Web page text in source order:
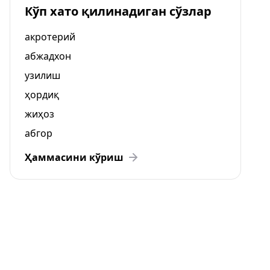
Кўп хато қилинадиган сўзлар
акротерий
абжадхон
узилиш
ҳордиқ
жиҳоз
абгор
Ҳаммасини кўриш